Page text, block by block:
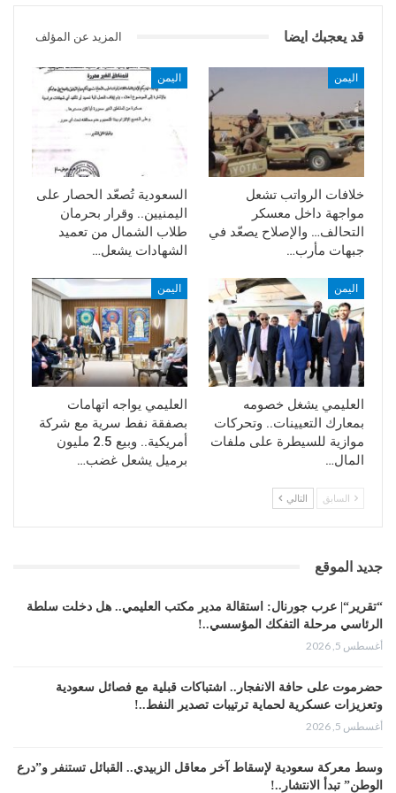
قد يعجبك ايضا المزيد عن المؤلف
اليمن
خلافات الرواتب تشعل
مواجهة داخل معسكر
التحالف… والإصلاح يصعّد في
جبهات مأرب…
اليمن
السعودية تُصعّد الحصار على
اليمنيين.. وقرار بحرمان
طلاب الشمال من تعميد
الشهادات يشعل…
اليمن
العليمي يشغل خصومه
بمعارك التعيينات.. وتحركات
موازية للسيطرة على ملفات
المال…
اليمن
العليمي يواجه اتهامات
بصفقة نفط سرية مع شركة
أمريكية.. وبيع 2.5 مليون
برميل يشعل غضب…
السابق التالي
جديد الموقع
“تقرير“| عرب جورنال: استقالة مدير مكتب العليمي.. هل دخلت سلطة
الرئاسي مرحلة التفكك المؤسسي..!
أغسطس 5, 2026
حضرموت على حافة الانفجار.. اشتباكات قبلية مع فصائل سعودية
وتعزيزات عسكرية لحماية ترتيبات تصدير النفط..!
أغسطس 5, 2026
وسط معركة سعودية لإسقاط آخر معاقل الزبيدي.. القبائل تستنفر و”درع
الوطن” تبدأ الانتشار..!